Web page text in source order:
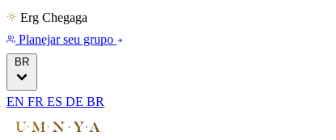
Erg Chegaga
Planejar seu grupo
BR
EN FR ES DE BR